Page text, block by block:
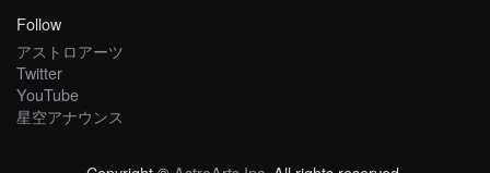
Follow
アストロアーツ
Twitter
YouTube
星空アナウンス